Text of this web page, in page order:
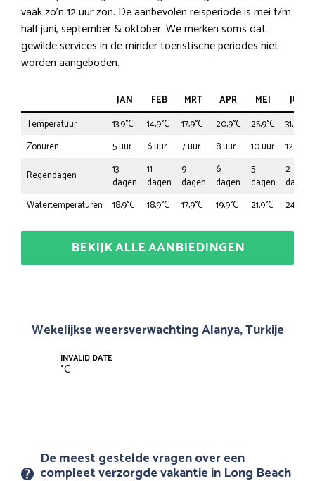
vaak zo’n 12 uur zon. De aanbevolen reisperiode is mei t/m
half juni, september & oktober. We merken soms dat
gewilde services in de minder toeristische periodes niet
worden aangeboden.
JAN FEB MRT APR MEI
JUN
Temperatuur
13,9°C 14,9°C 17,9°C 20,9°C 25,9°C
31,8°C
Zonuren
5 uur 6 uur 7 uur 8 uur 10 uur
12 uur
Regendagen
13
dagen
11
dagen
9
dagen
6
dagen
5
dagen
2
dagen
Watertemperaturen
18,9°C 18,9°C 17,9°C 19,9°C 21,9°C 24,9°C
BEKIJK ALLE AANBIEDINGEN
Wekelijkse weersverwachting Alanya, Turkije
INVALID DATE
°C
De meest gestelde vragen over een
compleet verzorgde vakantie in Long Beach